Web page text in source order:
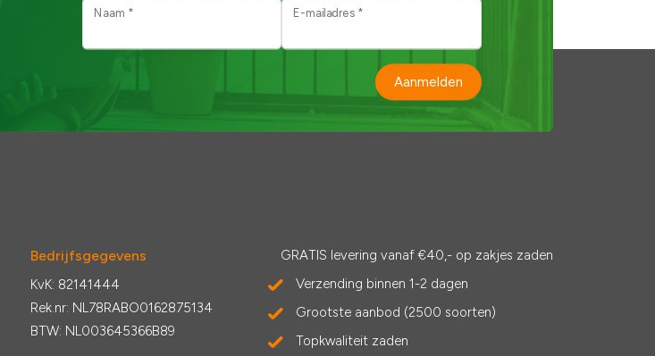
Naam * E-mailadres *
Aanmelden
Bedrijfsgegevens
KvK: 82141444
Rek.nr: NL78RABO0162875134
BTW: NL003645366B89
GRATIS levering vanaf €40,- op zakjes zaden
Verzending binnen 1-2 dagen
Grootste aanbod (2500 soorten)
Topkwaliteit zaden